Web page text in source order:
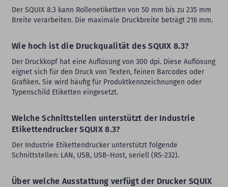
Der SQUIX 8.3 kann Rollenetiketten von 50 mm bis zu 235 mm
Breite verarbeiten. Die maximale Druckbreite beträgt 216 mm.
Wie hoch ist die Druckqualität des SQUIX 8.3?
Der Druckkopf hat eine Auflösung von 300 dpi. Diese Auflösung
eignet sich für den Druck von Texten, feinen Barcodes oder
Grafiken. Sie wird häufig für Produktkennzeichnungen oder
Typenschild Etiketten eingesetzt.
Welche Schnittstellen unterstützt der Industrie
Etikettendrucker SQUIX 8.3?
Der Industrie Etikettendrucker unterstützt folgende
Schnittstellen: LAN, USB, USB-Host, seriell (RS-232).
Über welche Ausstattung verfügt der Drucker SQUIX